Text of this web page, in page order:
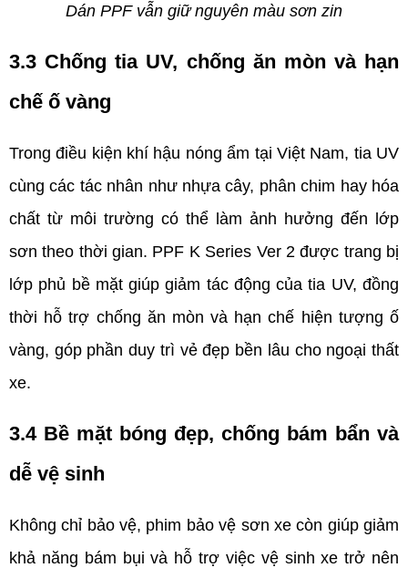
Dán PPF vẫn giữ nguyên màu sơn zin
3.3 Chống tia UV, chống ăn mòn và hạn
chế ố vàng
Trong điều kiện khí hậu nóng ẩm tại Việt Nam, tia UV
cùng các tác nhân như nhựa cây, phân chim hay hóa
chất từ môi trường có thể làm ảnh hưởng đến lớp
sơn theo thời gian. PPF K Series Ver 2 được trang bị
lớp phủ bề mặt giúp giảm tác động của tia UV, đồng
thời hỗ trợ chống ăn mòn và hạn chế hiện tượng ố
vàng, góp phần duy trì vẻ đẹp bền lâu cho ngoại thất
xe.
3.4 Bề mặt bóng đẹp, chống bám bẩn và
dễ vệ sinh
Không chỉ bảo vệ, phim bảo vệ sơn xe còn giúp giảm
khả năng bám bụi và hỗ trợ việc vệ sinh xe trở nên